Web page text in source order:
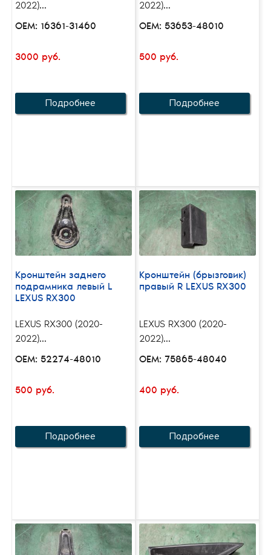
2022)...
OEM: 16361-31460
3000 руб.
Подробнее
2022)...
OEM: 53653-48010
500 руб.
Подробнее
Кронштейн заднего
подрамника левый L
LEXUS RX300
LEXUS RX300 (2020-
2022)...
OEM: 52274-48010
500 руб.
Подробнее
Кронштейн (брызговик)
правый R LEXUS RX300
LEXUS RX300 (2020-
2022)...
OEM: 75865-48040
400 руб.
Подробнее